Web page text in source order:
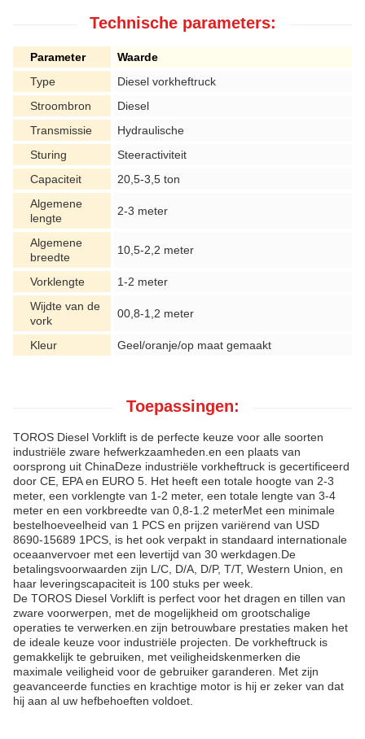
Technische parameters:
Parameter
Waarde
Type
Diesel vorkheftruck
Stroombron
Diesel
Transmissie
Hydraulische
Sturing
Steeractiviteit
Capaciteit
20,5-3,5 ton
Algemene
lengte
2-3 meter
Algemene
breedte
10,5-2,2 meter
Vorklengte
1-2 meter
Wijdte van de
vork
00,8-1,2 meter
Kleur Geel/oranje/op maat gemaakt
Toepassingen:
TOROS Diesel Vorklift is de perfecte keuze voor alle soorten
industriële zware hefwerkzaamheden.en een plaats van
oorsprong uit ChinaDeze industriële vorkheftruck is gecertificeerd
door CE, EPA en EURO 5. Het heeft een totale hoogte van 2-3
meter, een vorklengte van 1-2 meter, een totale lengte van 3-4
meter en een vorkbreedte van 0,8-1.2 meterMet een minimale
bestelhoeveelheid van 1 PCS en prijzen variërend van USD
8690-15689 1PCS, is het ook verpakt in standaard internationale
oceaanvervoer met een levertijd van 30 werkdagen.De
betalingsvoorwaarden zijn L/C, D/A, D/P, T/T, Western Union, en
haar leveringscapaciteit is 100 stuks per week.
De TOROS Diesel Vorklift is perfect voor het dragen en tillen van
zware voorwerpen, met de mogelijkheid om grootschalige
operaties te verwerken.en zijn betrouwbare prestaties maken het
de ideale keuze voor industriële projecten. De vorkheftruck is
gemakkelijk te gebruiken, met veiligheidskenmerken die
maximale veiligheid voor de gebruiker garanderen. Met zijn
geavanceerde functies en krachtige motor is hij er zeker van dat
hij aan al uw hefbehoeften voldoet.